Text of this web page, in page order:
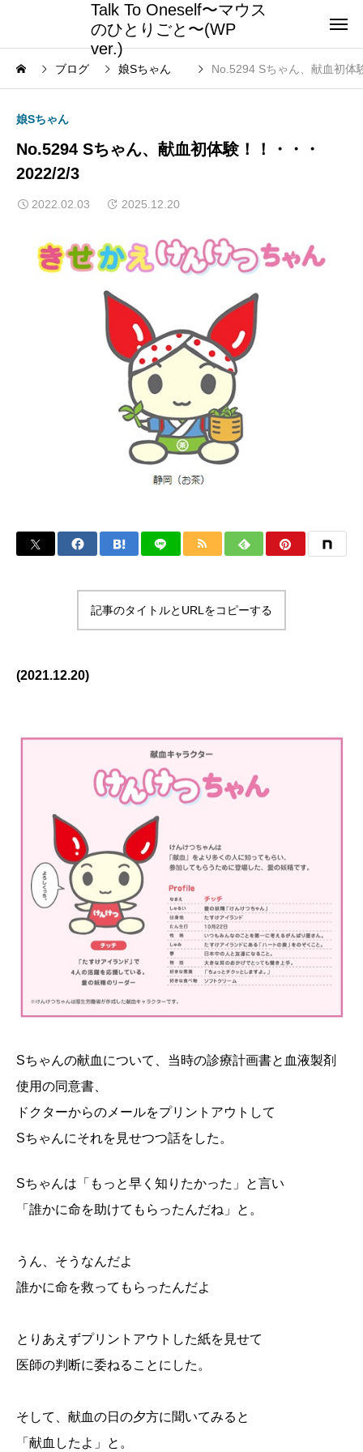
Talk To Oneself〜マウス
のひとりごと〜(WP
ver.)
ブログ 娘Sちゃん No.5294 Sちゃん、献血初体
娘Sちゃん
No.5294 Sちゃん、献血初体験！！・・・
2022/2/3
2022.02.03 2025.12.20
記事のタイトルとURLをコピーする
(2021.12.20)
Sちゃんの献血について、当時の診療計画書と血液製剤
使用の同意書、
ドクターからのメールをプリントアウトして
Sちゃんにそれを見せつつ話をした。
Sちゃんは「もっと早く知りたかった」と言い
「誰かに命を助けてもらったんだね」と。
うん、そうなんだよ
誰かに命を救ってもらったんだよ
とりあえずプリントアウトした紙を見せて
医師の判断に委ねることにした。
そして、献血の日の夕方に聞いてみると
「献血したよ」と。